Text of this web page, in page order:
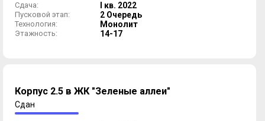
Сдача: I кв. 2022
Пусковой этап: 2 Очередь
Технология: Монолит
Этажность: 14-17
Корпус 2.5 в ЖК "Зеленые аллеи"
Сдан